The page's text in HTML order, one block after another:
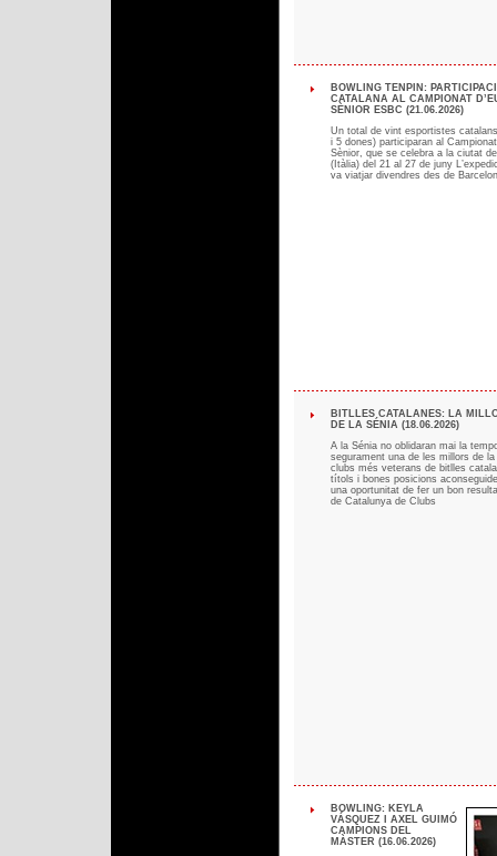
BOWLING TENPIN:
CATALANA AL CAMPIONAT
SÈNIOR ESBC (21.06.2026)
Un total de vint esportistes
i 5 dones) participaran al Campionat
Sènior, que se celebra a la ciutat
(Itàlia) del 21 al 27 de juny
va viatjar divendres des de
BITLLES CATALANES: LA
DE LA SÉNIA (18.06.2026)
A la Sénia no oblidaran mai la
segurament una de les millors de la
clubs més veterans de bitlles
títols i bones posicions
una oportunitat de fer un bon
de Catalunya de Clubs
BOWLING: KEYLA
VÁSQUEZ I AXEL GUIMÓ
CAMPIONS DEL
MÀSTER (16.06.2026)